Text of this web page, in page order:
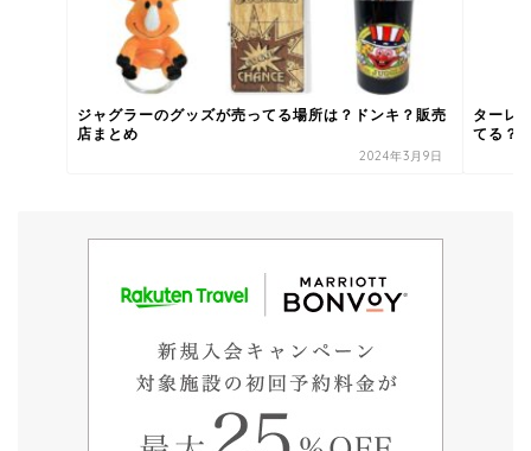
ジャグラーのグッズが売ってる場所は？ドンキ？販売
店まとめ
2024年3月9日
ターレ
てる？